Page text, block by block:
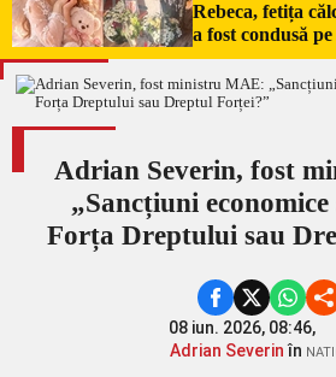
Rebeca, fetița
a fost condusă
Poduri. În sicriul
puși pumni de
EXCLUSIV
Adrian Severin, fost
„Sancțiuni
Forța Dreptului sau
08 iun. 2026, 08:46,
Adrian Severinîn